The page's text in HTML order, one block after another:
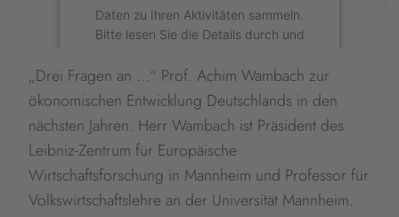
Daten zu Ihren Aktivitäten sammeln.
Bitte lesen Sie die Details durch und
zu, um diese Inhalte anzuzeigen.
Mehr Informationen
Akzeptieren
powered byUsercentrics Consent
„Drei Fragen an …“ Prof. Achim Wambach zur
ökonomischen Entwicklung Deutschlands in den
nächsten Jahren. Herr Wambach ist Präsident des
Leibniz-Zentrum für Europäische
Wirtschaftsforschung in Mannheim und Professor für
Volkswirtschaftslehre an der Universität Mannheim.